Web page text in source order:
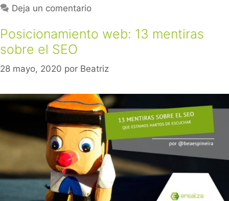
Deja un comentario
Posicionamiento web: 13 mentiras
sobre el SEO
28 mayo, 2020 por Beatriz